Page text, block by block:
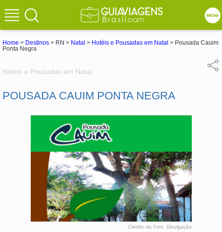
Home > Destinos > RN > Natal > Hotéis e Pousadas em Natal > Pousada Cauim
Ponta Negra
Hotéis e Pousadas em Natal
POUSADA CAUIM PONTA NEGRA
Crédito da Foto: Divulgação